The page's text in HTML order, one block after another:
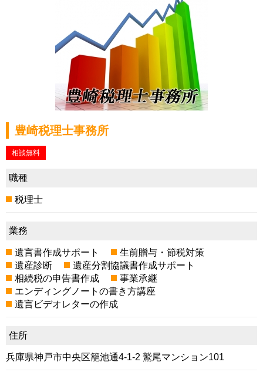
豊崎税理士事務所
相談無料
職種
税理士
業務
遺言書作成サポート
生前贈与・節税対策
遺産診断
遺産分割協議書作成サポート
相続税の申告書作成
事業承継
エンディングノートの書き方講座
遺言ビデオレターの作成
住所
兵庫県神戸市中央区籠池通4-1-2 鷲尾マンション101